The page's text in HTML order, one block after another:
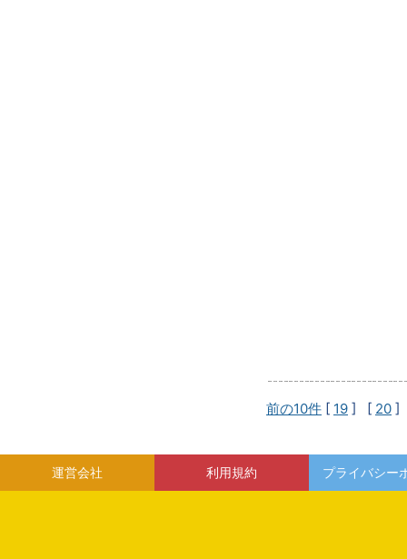
前の10件 [ 19 ] [ 20 ]
運営会社 利用規約 プライバシー